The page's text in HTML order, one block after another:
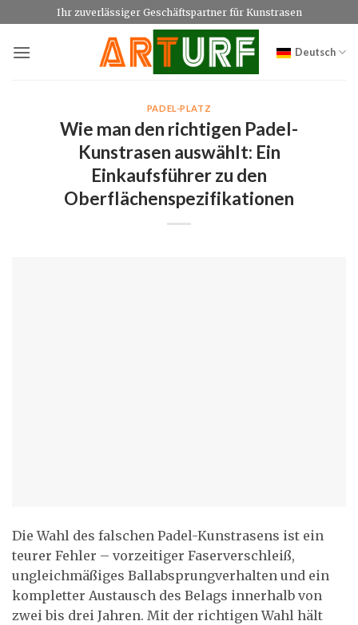
Inhalt
springen
Ihr zuverlässiger Geschäftspartner für Kunstrasen
Deutsch
PADEL-PLATZ
Wie man den richtigen Padel-
Kunstrasen auswählt: Ein
Einkaufsführer zu den
Oberflächenspezifikationen
Die Wahl des falschen Padel-Kunstrasens ist ein
teurer Fehler – vorzeitiger Faserverschleiß,
ungleichmäßiges Ballabsprungverhalten und ein
kompletter Austausch des Belags innerhalb von
zwei bis drei Jahren. Mit der richtigen Wahl hält